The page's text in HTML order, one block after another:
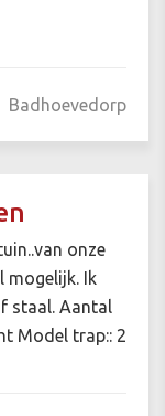
Badhoevedorp
onze
mogelijk. Ik
staal. Aantal
Model trap:: 2